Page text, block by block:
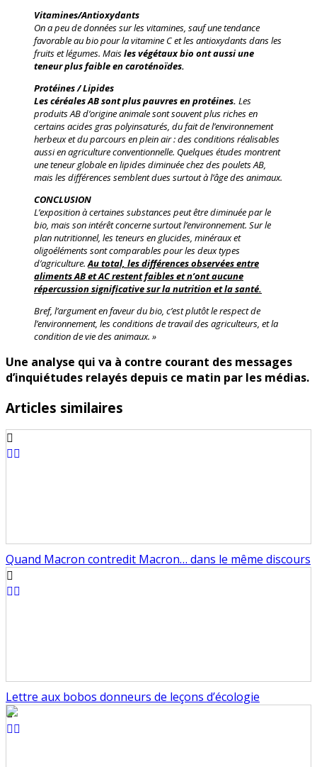
Vitamines/Antioxydants
On a peu de données sur les vitamines, sauf une tendance
favorable au bio pour la vitamine C et les antioxydants dans les
fruits et légumes. Maisles végétaux bio ont aussi une
teneur plus faible en caroténoïdes.
Protéines / Lipides
Les céréales AB sont plus pauvres en protéines. Les
produits AB d’origine animale sont souvent plus riches en
certains acides gras polyinsaturés, du fait de l’environnement
herbeux et du parcours en plein air : des conditions réalisables
aussi en agriculture conventionnelle. Quelques études montrent
une teneur globale en lipides diminuée chez des poulets AB,
mais les différences semblent dues surtout à l’âge des animaux.
CONCLUSION
L’exposition à certaines substances peut être diminuée par le
bio, mais son intérêt concerne surtout l’environnement. Sur le
plan nutritionnel, les teneurs en glucides, minéraux et
oligoéléments sont comparables pour les deux types
d’agriculture.Au total, les différences observées entre
aliments AB et AC restent faibles et n’ont aucune
répercussion significative sur la nutrition et la santé.
Bref, l’argument en faveur du bio, c’est plutôt le respect de
l’environnement, les conditions de travail des agriculteurs, et la
condition de vie des animaux. »
Une analyse qui va à contre courant des messages
d’inquiétudes relayés depuis ce matin par les médias.
Articles similaires
Quand Macron contredit Macron… dans le même discours
Lettre aux bobos donneurs de leçons d’écologie